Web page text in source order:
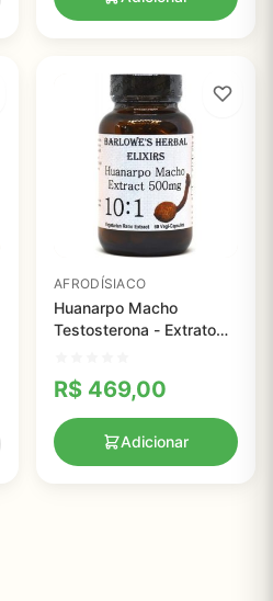
AFRODÍSIACO
Huanarpo Macho
Testosterona - Extrato
R$ 469,00
Adicionar